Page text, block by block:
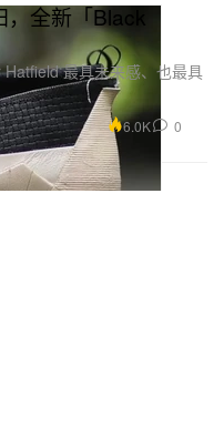
全新「Black
最具未来感、也最具
6.0K 0